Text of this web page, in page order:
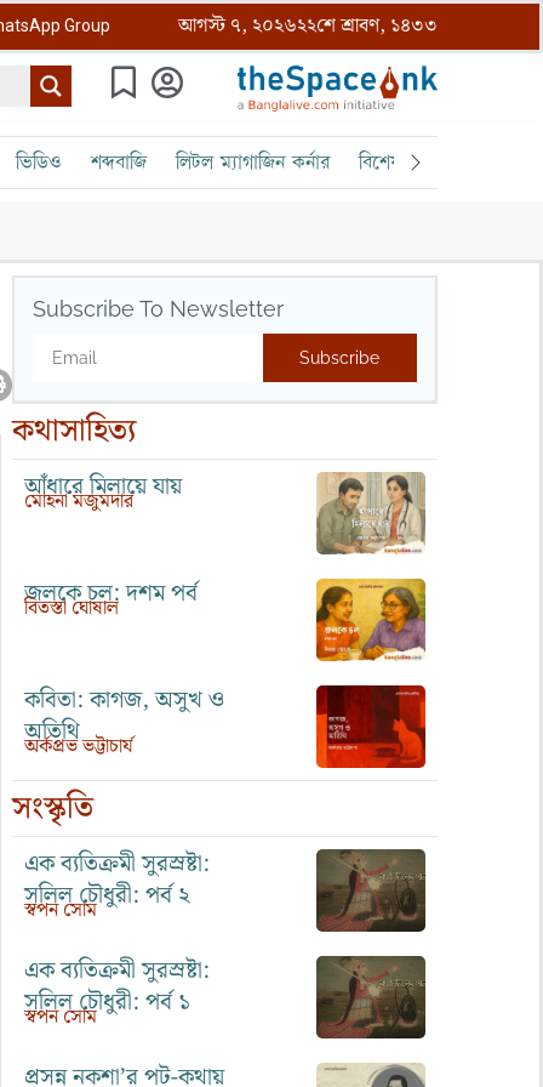
Group আগস্ট ৭, ২০২৬২২শে শ্রাবণ, ১৪৩৩
ভিডিও শব্দবাজি লিটল ম্যাগাজিন কর্নার বিশেষ ক্রোড়পত্র
Subscribe To Newsletter
Subscribe
কথাসাহিত্য
আঁধারে মিলায়ে যায়
মোহনা মজুমদার
জলকে চল: দশম পর্ব
বিতস্তা ঘোষাল
কবিতা: কাগজ, অসুখ ও
অতিথি
অর্কপ্রভ ভট্টাচার্য
সংস্কৃতি
এক ব্যতিক্রমী সুরস্রষ্টা:
সলিল চৌধুরী: পর্ব ২
স্বপন সোম
এক ব্যতিক্রমী সুরস্রষ্টা:
সলিল চৌধুরী: পর্ব ১
স্বপন সোম
প্রসন্ন নকশা’র পট-কথায়